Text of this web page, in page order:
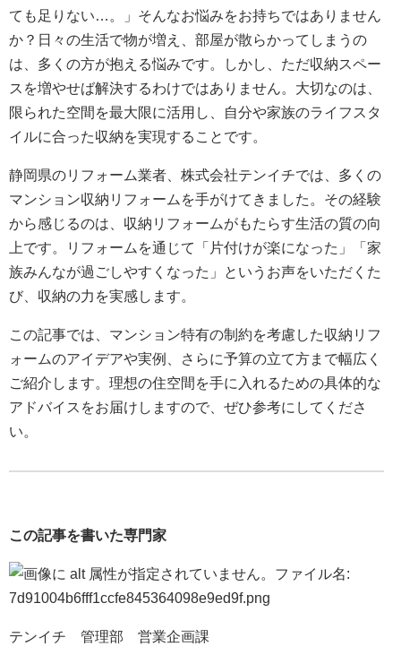
ても足りない…。」そんなお悩みをお持ちではありません
か？日々の生活で物が増え、部屋が散らかってしまうの
は、多くの方が抱える悩みです。しかし、ただ収納スペー
スを増やせば解決するわけではありません。大切なのは、
限られた空間を最大限に活用し、自分や家族のライフスタ
イルに合った収納を実現することです。
静岡県のリフォーム業者、株式会社テンイチでは、多くの
マンション収納リフォームを手がけてきました。その経験
から感じるのは、収納リフォームがもたらす生活の質の向
上です。リフォームを通じて「片付けが楽になった」「家
族みんなが過ごしやすくなった」というお声をいただくた
び、収納の力を実感します。
この記事では、マンション特有の制約を考慮した収納リフ
ォームのアイデアや実例、さらに予算の立て方まで幅広く
ご紹介します。理想の住空間を手に入れるための具体的な
アドバイスをお届けしますので、ぜひ参考にしてくださ
い。
この記事を書いた専門家
テンイチ 管理部 営業企画課